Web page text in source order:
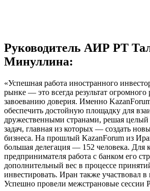
Руководитель АИР РТ
Минуллина:
«Успешная работа иностранного
рынке — это всегда результат огромного
завоеванию доверия. Именно
обеспечить достойную площадку для
дружественными странами, решая целый
задач, главная из которых — создать
бизнеса. На прошлый KazanForum из
большая делегация — 152 человека. Для
предпринимателя работа с банком его
дополнительный вес в процессе
инвестировать. Иран также участвовал
Успешно провели межстрановые сессии